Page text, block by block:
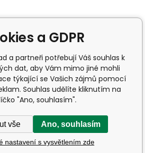
a GDPR
a partneři potřebují Váš souhlas k
dat, aby Vám mimo jiné mohli
týkající se Vašich zájmů pomocí
Souhlas udělíte kliknutím na
"Ano, souhlasím".
vše Ano, souhlasím
nastavení s vysvětlením zde